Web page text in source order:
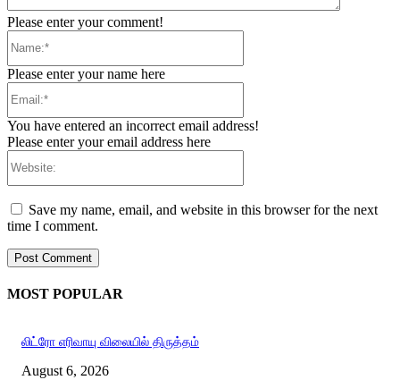
Please enter your comment!
Please enter your name here
You have entered an incorrect email address!
Please enter your email address here
Save my name, email, and website in this browser for the next
time I comment.
MOST POPULAR
லிட்ரோ எரிவாயு விலையில் திருத்தம்
August 6, 2026